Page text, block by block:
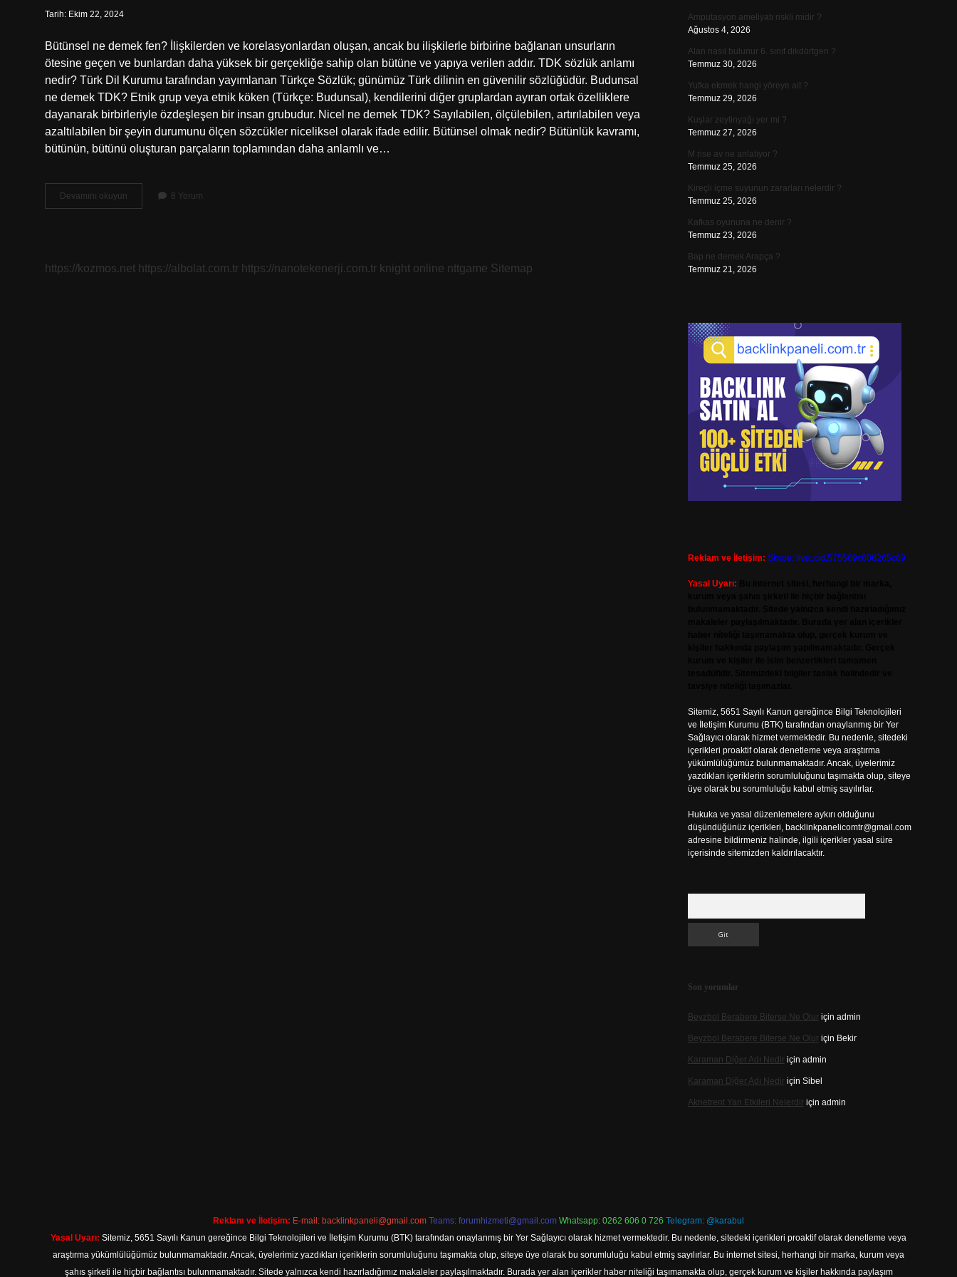
Tarih: Ekim 22, 2024
Bütünsel ne demek fen? İlişkilerden ve korelasyonlardan oluşan, ancak bu ilişkilerle birbirine bağlanan unsurların
ötesine geçen ve bunlardan daha yüksek bir gerçekliğe sahip olan bütüne ve yapıya verilen addır. TDK sözlük anlamı
nedir? Türk Dil Kurumu tarafından yayımlanan Türkçe Sözlük; günümüz Türk dilinin en güvenilir sözlüğüdür. Budunsal
ne demek TDK? Etnik grup veya etnik köken (Türkçe: Budunsal), kendilerini diğer gruplardan ayıran ortak özelliklere
dayanarak birbirleriyle özdeşleşen bir insan grubudur. Nicel ne demek TDK? Sayılabilen, ölçülebilen, artırılabilen veya
azaltılabilen bir şeyin durumunu ölçen sözcükler niceliksel olarak ifade edilir. Bütünsel olmak nedir? Bütünlük kavramı,
bütünün, bütünü oluşturan parçaların toplamından daha anlamlı ve…
Devamını okuyun Bütünsel
Ne
8 Yorum
https://kozmos.net https://albolat.com.tr https://nanotekenerji.com.tr knight online nttgame Sitemap
Amputasyon ameliyatı riskli midir ?
Ağustos 4, 2026
Alan nasıl bulunur 6. sınıf dikdörtgen ?
Temmuz 30, 2026
Yufka ekmek hangi yöreye ait ?
Temmuz 29, 2026
Kuşlar zeytinyağı yer mi ?
Temmuz 27, 2026
M rise av ne anlatıyor ?
Temmuz 25, 2026
Kireçli içme suyunun zararları nelerdir ?
Temmuz 25, 2026
Kafkas oyununa ne denir ?
Temmuz 23, 2026
Bap ne demek Arapça ?
Temmuz 21, 2026
Reklam ve İletişim: Skype: live:.cid.575569c608265c69
Yasal Uyarı:
Sitemiz, 5651 Sayılı Kanun gereğince Bilgi Teknolojileri
ve İletişim Kurumu (BTK) tarafından onaylanmış bir Yer
Sağlayıcı olarak hizmet vermektedir. Bu nedenle, sitedeki
içerikleri proaktif olarak denetleme veya araştırma
yükümlülüğümüz bulunmamaktadır. Ancak, üyelerimiz
yazdıkları içeriklerin sorumluluğunu taşımakta olup, siteye
üye olarak bu sorumluluğu kabul etmiş sayılırlar.
Hukuka ve yasal düzenlemelere aykırı olduğunu
düşündüğünüz içerikleri, backlinkpanelicomtr@gmail.com
adresine bildirmeniz halinde, ilgili içerikler yasal süre
içerisinde sitemizden kaldırılacaktır.
Son yorumlar
Beyzbol Berabere Biterse Ne Oluriçin admin
Beyzbol Berabere Biterse Ne Oluriçin Bekir
Karaman Diğer Adı Nediriçin admin
Karaman Diğer Adı Nediriçin Sibel
Aknetrent Yan Etkileri Nelerdiriçin admin
Reklam ve İletişim: E-mail: backlinkpaneli@gmail.com Teams: forumhizmeti@gmail.com Whatsapp: 0262 606 0 726 Telegram: @karabul
Yasal Uyarı: Sitemiz, 5651 Sayılı Kanun gereğince Bilgi Teknolojileri ve İletişim Kurumu (BTK) tarafından onaylanmış bir Yer Sağlayıcı olarak hizmet vermektedir. Bu nedenle, sitedeki içerikleri proaktif olarak denetleme veya
araştırma yükümlülüğümüz bulunmamaktadır. Ancak, üyelerimiz yazdıkları içeriklerin sorumluluğunu taşımakta olup, siteye üye olarak bu sorumluluğu kabul etmiş sayılırlar. Bu internet sitesi, herhangi bir marka, kurum veya
şahıs şirketi ile hiçbir bağlantısı bulunmamaktadır. Sitede yalnızca kendi hazırladığımız makaleler paylaşılmaktadır. Burada yer alan içerikler haber niteliği taşımamakta olup, gerçek kurum ve kişiler hakkında paylaşım